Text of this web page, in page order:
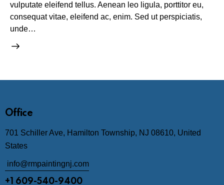
vulputate eleifend tellus. Aenean leo ligula, porttitor eu,
consequat vitae, eleifend ac, enim. Sed ut perspiciatis,
unde…
Office
701 Schiller Ave, Hamilton Township, NJ 08610, United
States
info@rmpaintingnj.com
+1 609-540-9400